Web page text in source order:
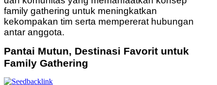
family gathering untuk meningkatkan
kekompakan tim serta mempererat hubungan
antar anggota.
Pantai Mutun, Destinasi Favorit untuk
Family Gathering